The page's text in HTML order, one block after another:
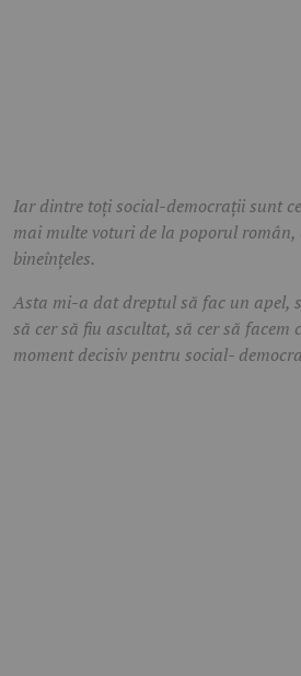
Iar dintre toți social-democrații sunt
mai multe voturi de la poporul
bineînțeles.
Asta mi-a dat dreptul să fac un apel,
să cer să fiu ascultat, să cer să
moment decisiv pentru social-